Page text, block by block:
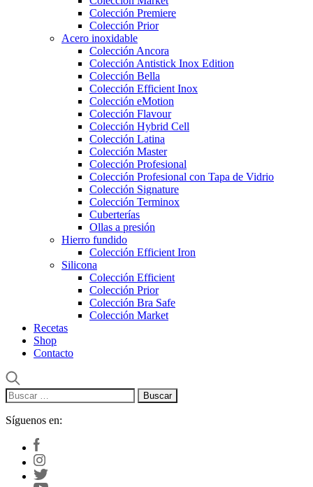
Colección Premiere
Colección Prior
Acero inoxidable
Colección Ancora
Colección Antistick Inox Edition
Colección Bella
Colección Efficient Inox
Colección eMotion
Colección Flavour
Colección Hybrid Cell
Colección Latina
Colección Master
Colección Profesional
Colección Profesional con Tapa de Vidrio
Colección Signature
Colección Terminox
Cuberterías
Ollas a presión
Hierro fundido
Colección Efficient Iron
Silicona
Colección Efficient
Colección Prior
Colección Bra Safe
Colección Market
Recetas
Shop
Contacto
Buscar:
Síguenos en: